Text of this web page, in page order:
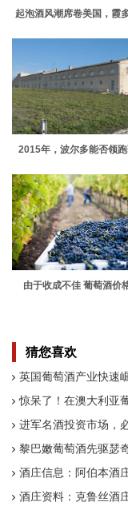
起泡酒风潮席卷美国，霞
2015年，波尔多能否领
由于收成不佳 葡萄酒价
猜您喜欢
英国葡萄酒产业快速
惊呆了！在澳大利亚
进军名酒投资市场，
黎巴嫩葡萄酒先驱瑟
酒庄信息：阿伯本酒
酒庄资料：克鲁丝酒